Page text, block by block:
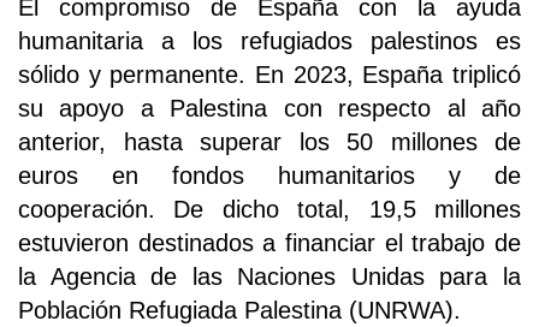
El compromiso de España con la ayuda
humanitaria a los refugiados palestinos es
sólido y permanente. En 2023, España triplicó
su apoyo a Palestina con respecto al año
anterior, hasta superar los 50 millones de
euros en fondos humanitarios y de
cooperación. De dicho total, 19,5 millones
estuvieron destinados a financiar el trabajo de
la Agencia de las Naciones Unidas para la
Población Refugiada Palestina (UNRWA).